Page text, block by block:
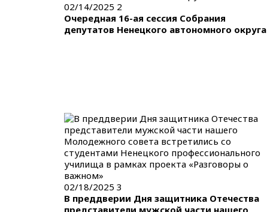
02/14/2025 2
Очередная 16-ая сессия Собрания
депутатов Ненецкого автономного округа
02/18/2025 3
В преддверии Дня защитника Отечества